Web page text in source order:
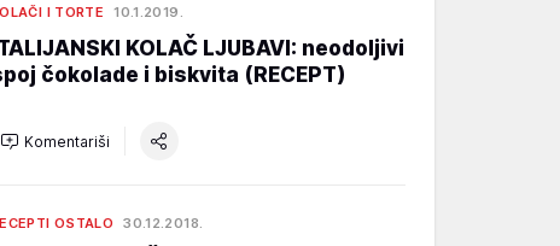
I TORTE 10.1.2019.
KOLAČ LJUBAVI: neodoljivi
čokolade i biskvita (RECEPT)
Komentariši
OSTALO 30.12.2018.